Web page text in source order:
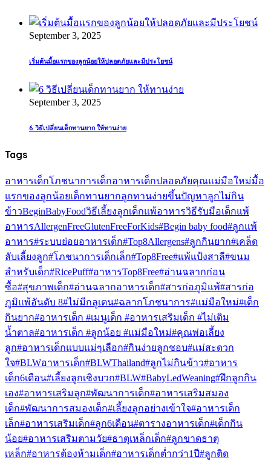
September 3, 2025
เริ่มต้นมื้อแรกของลูกน้อยให้ปลอดภัยและมีประโยชน์
September 3, 2025
6 วิธีเปลี่ยนเด็กทานยาก ให้ทานง่าย
Tags
อาหารเด็กโภชนาการเด็กอาหารเด็กปลอดภัยคุณแม่มือใหม่มื้อ
แรกของลูกน้อยเด็กทานยากลูกทานง่ายขึ้นปัญหาลูกไม่กิน
ข้าวBeginBabyFoodวิธีเลี้ยงลูกเด็กแพ้อาหารวิธีรับมือเด็กแพ้
อาหารAllergenFreeGlutenFreeForKids#Begin baby food#ลูกแพ้
อาหาร#ระบบย่อยอาหารเด็ก#Top8Allergens#ลูกกินยาก#เคล็ด
ลับเลี้ยงลูก#โภชนาการเด็กเล็ก#Top8Free#แพ้แป้งสาลี#ขนม
สำหรับเด็ก#RicePuff#อาหารTop8Free#อ่านฉลากก่อน
ซื้อ#สุขภาพเด็ก#อ่านฉลากอาหารเด็ก#สารก่อภูมิแพ้#สารก่อ
ภูมิแพ้อันดับ 8#ไม่มีกลูเตน#ฉลากโภชนาการ#แม่มือใหม่#เด็ก
กินยาก#อาหารเด็ก #เมนูเด็ก #อาหารเสริมเด็ก #ไม่เติม
น้ำตาล#อาหารเด็ก #ลูกน้อย #แม่มือใหม่#คุณพ่อเลี้ยง
ลูก#อาหารเด็กแบบแม่ๆเลือก#กินง่ายลูกชอบ#แม่สะดวก
ใจ#BLWอาหารเด็ก#BLWThailand#ลูกไม่กินข้าว#อาหาร
เด็ก6เดือน#เลี้ยงลูกเชิงบวก#BLW#BabyLedWeaning#ฝึกลูกกิน
เอง#อาหารเสริมลูก#พัฒนาการเด็ก#อาหารเสริมสมอง
เด็ก#พัฒนาการสมองเด็ก#เลี้ยงลูกอย่างเข้าใจ#อาหารเด็ก
เล็ก#อาหารเสริมเด็ก#ลูก6เดือน#ตารางอาหารเด็ก#เด็กกิน
น้อย#อาหารเสริมตามวัย#ธาตุเหล็กเด็ก#ลูกขาดธาตุ
เหล็ก#อาหารต้องห้ามเด็ก#อาหารเด็กต่ำกว่า1ปี#ลูกติด